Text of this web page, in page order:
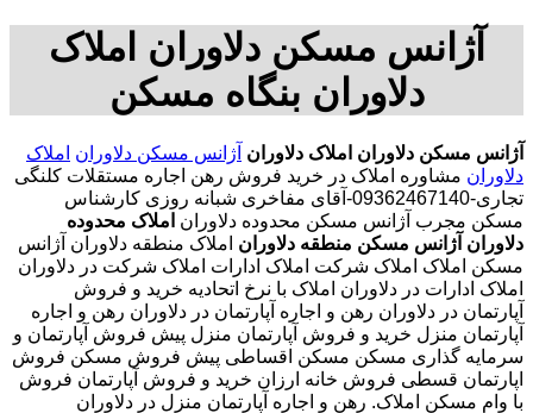
آژانس مسکن دلاوران املاک
دلاوران بنگاه مسکن
آژانس مسکن دلاوران املاک دلاوران آژانس مسکن دلاوران املاک
دلاوران مشاوره املاک در خرید فروش رهن اجاره مستقلات کلنگی
تجاری-09362467140-آقای مفاخری شبانه روزی کارشناس
مسکن مجرب آژانس مسکن محدوده دلاوران املاک محدوده
دلاوران آژانس مسکن منطقه دلاوران املاک منطقه دلاوران آژانس
مسکن املاک املاک شرکت املاک ادارات املاک شرکت در دلاوران
املاک ادارات در دلاوران املاک با نرخ اتحادیه خرید و فروش
آپارتمان در دلاوران رهن و اجاره آپارتمان در دلاوران رهن و اجاره
آپارتمان منزل خرید و فروش آپارتمان منزل پیش فروش آپارتمان و
سرمایه گذاری مسکن مسکن اقساطی پیش فروش مسکن فروش
اپارتمان قسطی فروش خانه ارزان خرید و فروش آپارتمان فروش
با وام مسکن املاک. رهن و اجاره آپارتمان منزل در دلاوران